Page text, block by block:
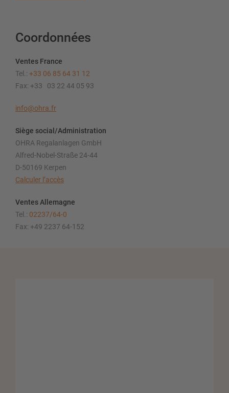
Coordonnées
Ventes France
Tel.: +33 06 85 64 31 12
Fax: +33
03 22 44 05 93
info@ohra.fr
Siège social/Administration
OHRA Regalanlagen GmbH
Alfred-Nobel-Straße 24-44
D-50169 Kerpen
Calculer l’accès
Ventes Allemagne
Tel.: 02237/64-0
Fax: +49 2237 64-152